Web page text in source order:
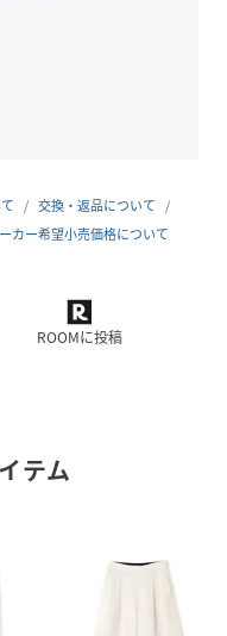
の厚さ/普通|伸縮性/
交換・返品について
カー希望小売価格について
ROOMに投稿
テム